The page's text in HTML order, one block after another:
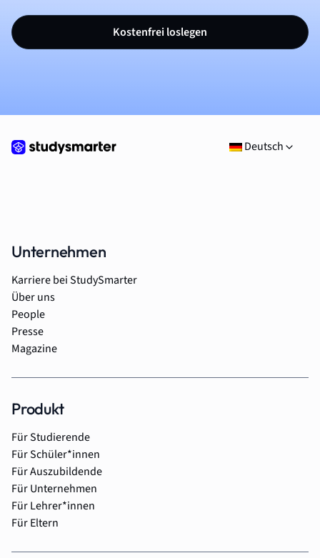
Kostenfrei loslegen
Deutsch
Unternehmen
Karriere bei StudySmarter
Über uns
People
Presse
Magazine
Produkt
Für Studierende
Für Schüler*innen
Für Auszubildende
Für Unternehmen
Für Lehrer*innen
Für Eltern